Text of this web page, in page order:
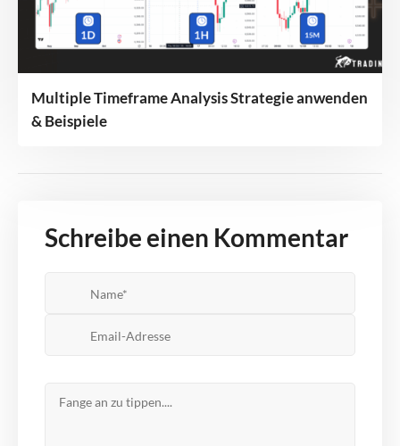
Multiple Timeframe Analysis Strategie anwenden
& Beispiele
Schreibe einen Kommentar